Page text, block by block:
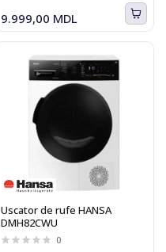
9.999,00 MDL
Uscator de rufe HANSA
DMH82CWU
0